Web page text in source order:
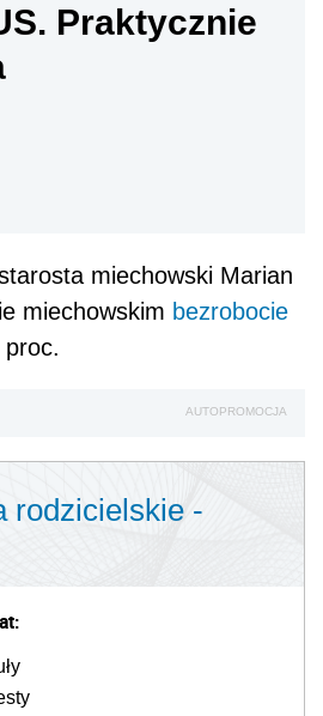
Praktycznie
miechowski Marian
miechowskim bezrobocie
AUTOPROMOCJA
rodzicielskie -